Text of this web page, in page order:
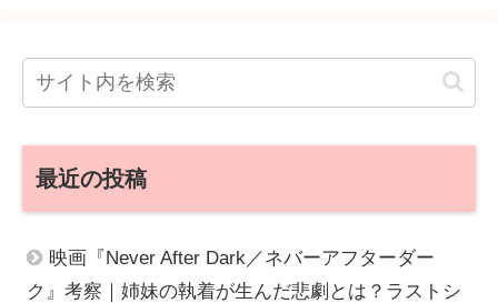
最近の投稿
映画『Never After Dark／ネバーアフターダー
ク』考察｜姉妹の執着が生んだ悲劇とは？ラストシ